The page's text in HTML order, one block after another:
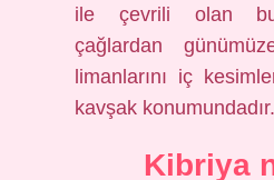
ile çevrili olan
çağlardan
limanlarını iç
kavşak konumundadır.
Kibriya